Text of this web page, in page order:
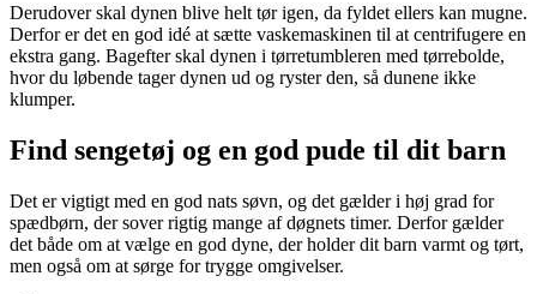
Derudover skal dynen blive helt tør igen, da fyldet ellers kan mugne.
Derfor er det en god idé at sætte vaskemaskinen til at centrifugere en
ekstra gang. Bagefter skal dynen i tørretumbleren med tørrebolde,
hvor du løbende tager dynen ud og ryster den, så dunene ikke
klumper.
Find sengetøj og en god pude til dit barn
Det er vigtigt med en god nats søvn, og det gælder i høj grad for
spædbørn, der sover rigtig mange af døgnets timer. Derfor gælder
det både om at vælge en god dyne, der holder dit barn varmt og tørt,
men også om at sørge for trygge omgivelser.